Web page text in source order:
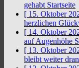
gehabt Startseite
[ 15. Oktober
herzlichen
[ 14. Oktober
auf Augenhöhe
[ 13. Oktober
bleibt weiter dran